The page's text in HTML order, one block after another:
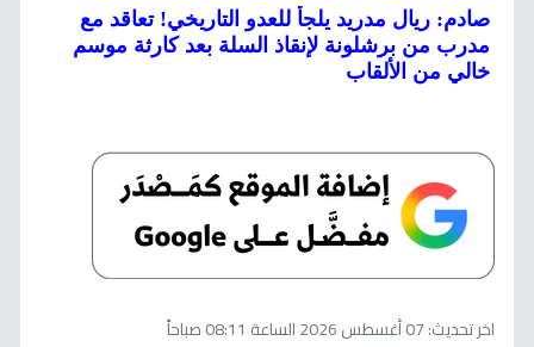
صادم: ريال مدريد يلجأ للعدو التاريخي! تعاقد مع
مدرب من برشلونة لإنقاذ السلة بعد كارثة موسم
خالي من الألقاب
اخر تحديث:07 أغسطس 2026 الساعة 08:11 صباحاً